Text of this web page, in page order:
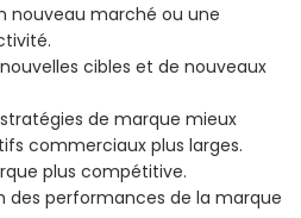
nouveau marché ou une
cibles et de nouveaux
de marque mieux
commerciaux plus larges.
plus compétitive.
des performances de la marque